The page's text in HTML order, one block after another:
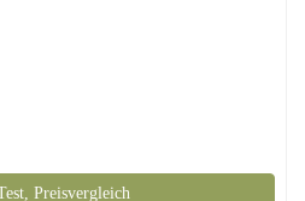
Preisvergleich